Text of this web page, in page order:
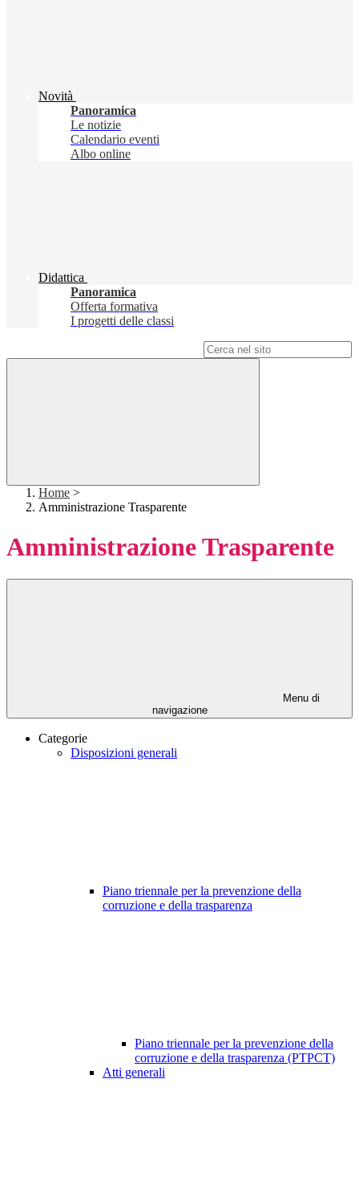
Novità
Panoramica
Le notizie
Calendario eventi
Albo online
Didattica
Panoramica
Offerta formativa
I progetti delle classi
Home >
Amministrazione Trasparente
Amministrazione Trasparente
Menu di
navigazione
Categorie
Disposizioni generali
Piano triennale per la prevenzione della
corruzione e della trasparenza
Piano triennale per la prevenzione della
corruzione e della trasparenza (PTPCT)
Atti generali